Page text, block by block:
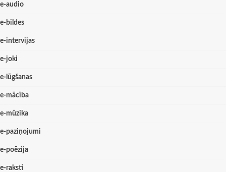
e-audio
e-bildes
e-intervijas
e-joki
e-lūgšanas
e-mācība
e-mūzika
e-paziņojumi
e-poēzija
e-raksti